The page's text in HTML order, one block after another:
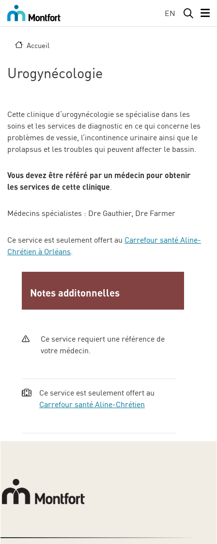
Aller au contenu principal
EN
Accueil
Urogynécologie
Cette clinique d’urogynécologie se spécialise dans les
soins et les services de diagnostic en ce qui concerne les
problèmes de vessie, l’incontinence urinaire ainsi que le
prolapsus et les troubles qui peuvent affecter le bassin.
Vous devez être référé par un médecin pour obtenir
les services de cette clinique
Médecins spécialistes : Dre Gauthier, Dre Farmer
Ce service est seulement offert au Carrefour santé Aline-
Chrétien à Orléans
Notes additonnelles
Ce service requiert une référence de
votre médecin.
Ce service est seulement offert au
Carrefour santé Aline-Chrétien